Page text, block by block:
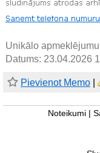
Unikālo
Datums: 23.04.2026
Pievienot Memo
Noteikumi